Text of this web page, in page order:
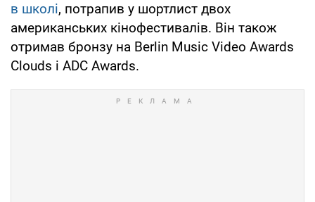
в школі, потрапив у шортлист двох
американських кінофестивалів. Він також
отримав бронзу на Berlin Music Video Awards
Clouds і ADC Awards.